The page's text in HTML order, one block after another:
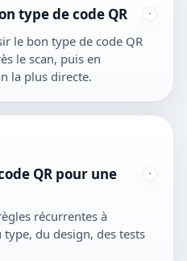
type de code QR
le bon type de code QR
le scan, puis en
la plus directe.
QR pour une
récurrentes à
du design, des tests